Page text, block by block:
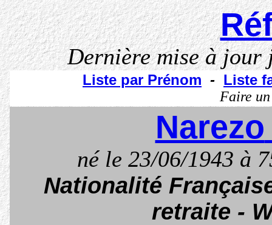
Dernière mise à jour
Liste par Prénom - Liste
Faire
Narezo
né le 23/06/1943 à
Nationalité
retraite -